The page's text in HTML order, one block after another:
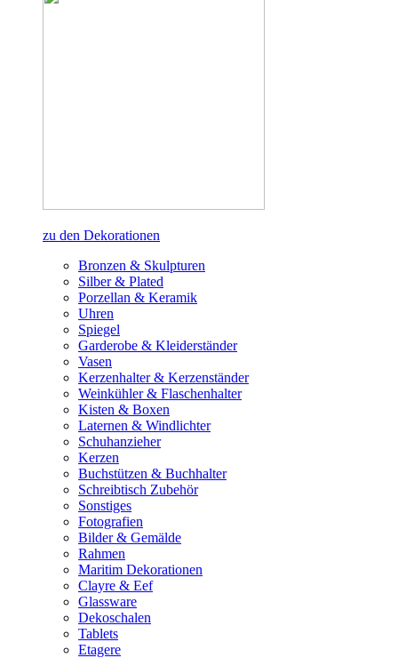
zu den Dekorationen
Bronzen & Skulpturen
Silber & Plated
Porzellan & Keramik
Uhren
Spiegel
Garderobe & Kleiderständer
Vasen
Kerzenhalter & Kerzenständer
Weinkühler & Flaschenhalter
Kisten & Boxen
Laternen & Windlichter
Schuhanzieher
Kerzen
Buchstützen & Buchhalter
Schreibtisch Zubehör
Sonstiges
Fotografien
Bilder & Gemälde
Rahmen
Maritim Dekorationen
Clayre & Eef
Glassware
Dekoschalen
Tablets
Etagere